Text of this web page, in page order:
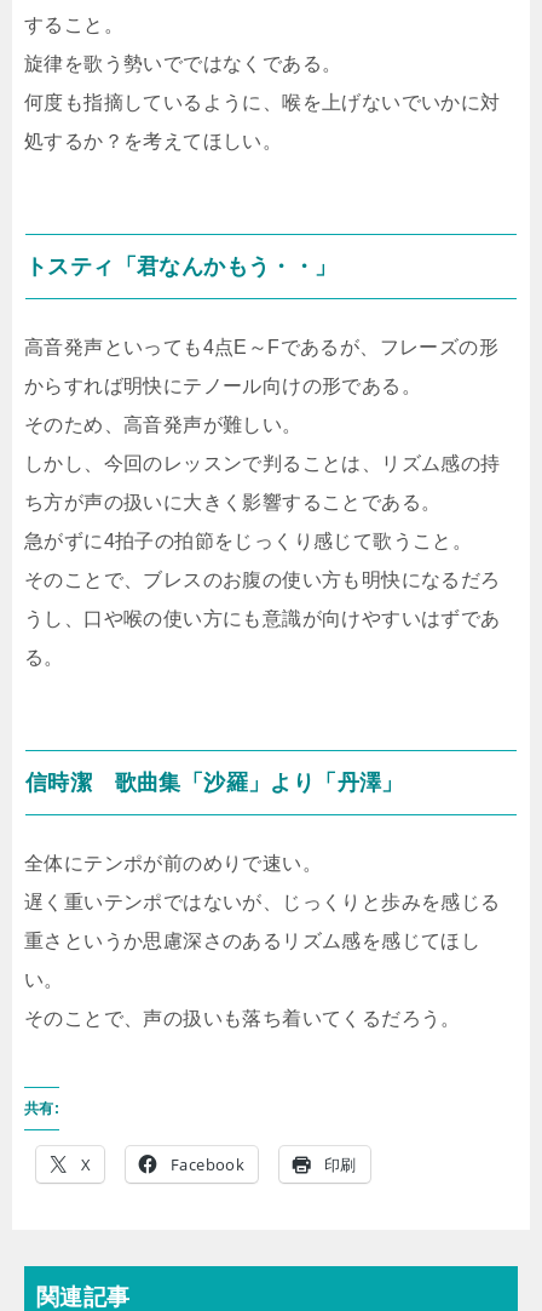
すること。
旋律を歌う勢いでではなくである。
何度も指摘しているように、喉を上げないでいかに対
処するか？を考えてほしい。
トスティ「君なんかもう・・」
高音発声といっても4点E～Fであるが、フレーズの形
からすれば明快にテノール向けの形である。
そのため、高音発声が難しい。
しかし、今回のレッスンで判ることは、リズム感の持
ち方が声の扱いに大きく影響することである。
急がずに4拍子の拍節をじっくり感じて歌うこと。
そのことで、ブレスのお腹の使い方も明快になるだろ
うし、口や喉の使い方にも意識が向けやすいはずであ
る。
信時潔 歌曲集「沙羅」より「丹澤」
全体にテンポが前のめりで速い。
遅く重いテンポではないが、じっくりと歩みを感じる
重さというか思慮深さのあるリズム感を感じてほし
い。
そのことで、声の扱いも落ち着いてくるだろう。
共有:
X Facebook 印刷
関連記事